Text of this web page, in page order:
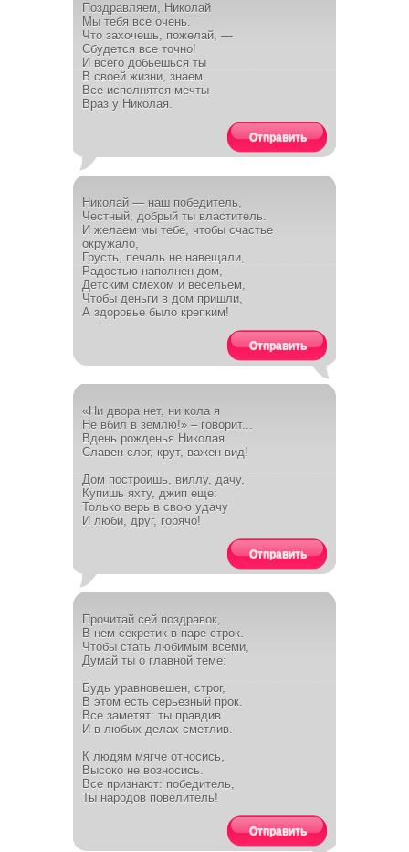
Поздравляем, Николай
Мы тебя все очень.
Что захочешь, пожелай, —
Сбудется все точно!
И всего добьешься ты
В своей жизни, знаем.
Все исполнятся мечты
Враз у Николая.
Отправить
Николай — наш победитель,
Честный, добрый ты властитель.
И желаем мы тебе, чтобы счастье
окружало,
Грусть, печаль не навещали,
Радостью наполнен дом,
Детским смехом и весельем,
Чтобы деньги в дом пришли,
А здоровье было крепким!
Отправить
«Ни двора нет, ни кола я
Не вбил в землю!» – говорит...
Вдень рожденья Николая
Славен слог, крут, важен вид!
Дом построишь, виллу, дачу,
Купишь яхту, джип еще:
Только верь в свою удачу
И люби, друг, горячо!
Отправить
Прочитай сей поздравок,
В нем секретик в паре строк.
Чтобы стать любимым всеми,
Думай ты о главной теме:
Будь уравновешен, строг,
В этом есть серьезный прок.
Все заметят: ты правдив
И в любых делах сметлив.
К людям мягче относись,
Высоко не возносись.
Все признают: победитель,
Ты народов повелитель!
Отправить